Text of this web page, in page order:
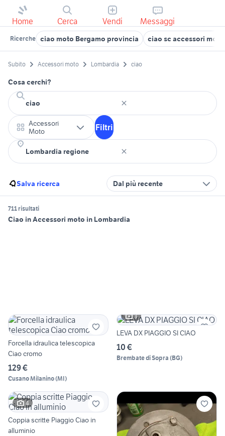
Home Cerca Vendi Messaggi
Ricerche ciao moto Bergamo provincia ciao sc accessori moto
Subito Accessori moto Lombardia ciao
Cosa cerchi?
Accessori
Moto
Filtri
Salva ricerca Dal più recente
711 risultati
Ciao in Accessori moto in Lombardia
Forcella idraulica telescopica
Ciao cromo
129 €
Cusano Milanino(MI)
3
LEVA DX PIAGGIO SI CIAO
10 €
Brembate di Sopra (BG)
4
Coppia scritte Piaggio Ciao in
alluminio